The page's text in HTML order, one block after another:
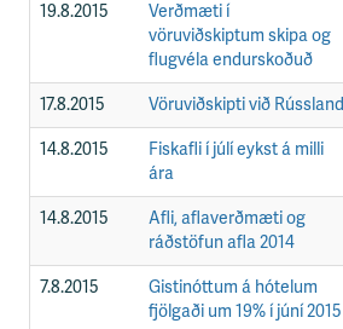
19.8.2015
Verðmæti í
vöruviðskiptum skipa og
flugvéla endurskoðuð
17.8.2015 Vöruviðskipti við Rússland
14.8.2015
Fiskafli í júlí eykst á milli
ára
14.8.2015
Afli, aflaverðmæti og
ráðstöfun afla 2014
7.8.2015
Gistinóttum á hótelum
fjölgaði um 19% í júní 2015